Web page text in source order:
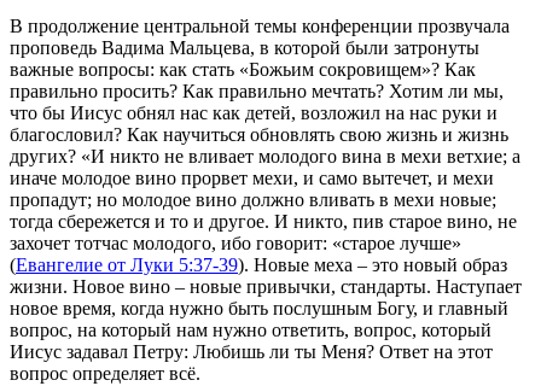
В продолжение центральной темы конференции прозвучала
проповедь Вадима Мальцева, в которой были затронуты
важные вопросы: как стать «Божьим сокровищем»? Как
правильно просить? Как правильно мечтать? Хотим ли мы,
что бы Иисус обнял нас как детей, возложил на нас руки и
благословил? Как научиться обновлять свою жизнь и жизнь
других? «И никто не вливает молодого вина в мехи ветхие; а
иначе молодое вино прорвет мехи, и само вытечет, и мехи
пропадут; но молодое вино должно вливать в мехи новые;
тогда сбережется и то и другое. И никто, пив старое вино, не
захочет тотчас молодого, ибо говорит: «старое лучше»
(Евангелие от Луки 5:37-39). Новые меха – это новый образ
жизни. Новое вино – новые привычки, стандарты. Наступает
новое время, когда нужно быть послушным Богу, и главный
вопрос, на который нам нужно ответить, вопрос, который
Иисус задавал Петру: Любишь ли ты Меня? Ответ на этот
вопрос определяет всё.